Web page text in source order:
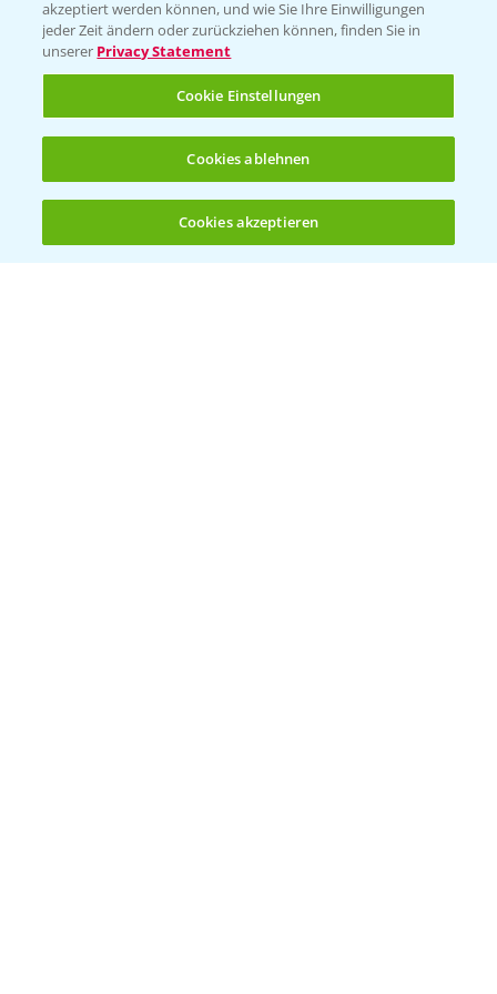
(noch 4)
Ackerbau
Saatgut
Sonderkulturen
Verantwortung & Sorgfalt
PAMIRA - Packmittelrücknahme
Sammelstellen und Termine
akzeptiert werden können, und wie Sie Ihre Einwilligungen
jeder Zeit ändern oder zurückziehen können, finden Sie in
unserer Privacy Statement
Cookie Einstellungen
Cookies ablehnen
Cookies akzeptieren